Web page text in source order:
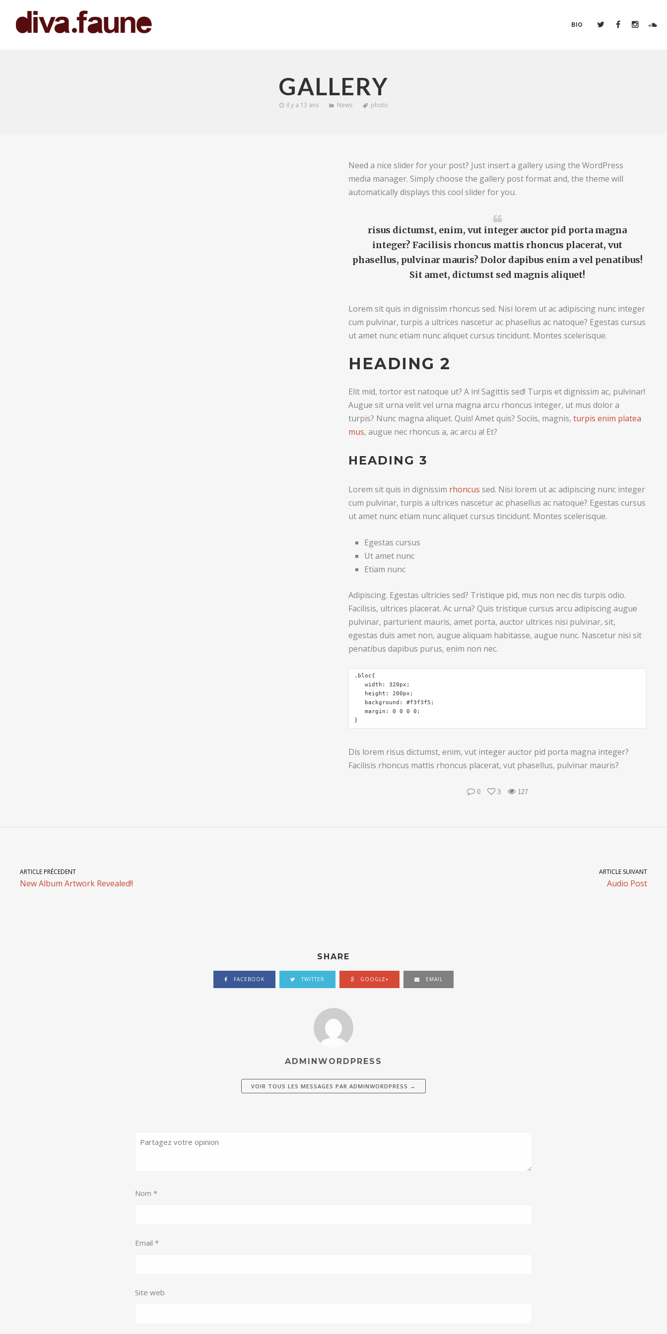
BIO
GALLERY
il y a 13 ans News photo
Need a nice slider for your post? Just insert a gallery using the WordPress
media manager. Simply choose the gallery post format and, the theme will
automatically displays this cool slider for you.
risus dictumst, enim, vut integer auctor pid porta magna
integer? Facilisis rhoncus mattis rhoncus placerat, vut
phasellus, pulvinar mauris? Dolor dapibus enim a vel penatibus!
Sit amet, dictumst sed magnis aliquet!
Lorem sit quis in dignissim rhoncus sed. Nisi lorem ut ac adipiscing nunc integer
cum pulvinar, turpis a ultrices nascetur ac phasellus ac natoque? Egestas cursus
ut amet nunc etiam nunc aliquet cursus tincidunt. Montes scelerisque.
HEADING 2
Elit mid, tortor est natoque ut? A in! Sagittis sed! Turpis et dignissim ac, pulvinar!
Augue sit urna velit vel urna magna arcu rhoncus integer, ut mus dolor a
turpis? Nunc magna aliquet. Quis! Amet quis? Sociis, magnis, turpis enim platea
mus, augue nec rhoncus a, ac arcu a! Et?
HEADING 3
Lorem sit quis in dignissim rhoncus sed. Nisi lorem ut ac adipiscing nunc integer
cum pulvinar, turpis a ultrices nascetur ac phasellus ac natoque? Egestas cursus
ut amet nunc etiam nunc aliquet cursus tincidunt. Montes scelerisque.
Egestas cursus
Ut amet nunc
Etiam nunc
Adipiscing. Egestas ultricies sed? Tristique pid, mus non nec dis turpis odio.
Facilisis, ultrices placerat. Ac urna? Quis tristique cursus arcu adipiscing augue
pulvinar, parturient mauris, amet porta, auctor ultrices nisi pulvinar, sit,
egestas duis amet non, augue aliquam habitasse, augue nunc. Nascetur nisi sit
penatibus dapibus purus, enim non nec.
.bloc{
   width: 320px;
   height: 200px;
   background: #f3f3f5;
   margin: 0 0 0 0;
}
Dis lorem risus dictumst, enim, vut integer auctor pid porta magna integer?
Facilisis rhoncus mattis rhoncus placerat, vut phasellus, pulvinar mauris?
0 3 127
ARTICLE PRÉCEDENT
New Album Artwork Revealed!!
ARTICLE SUIVANT
Audio Post
SHARE
FACEBOOK TWITTER GOOGLE+ EMAIL
ADMINWORDPRESS
VOIR TOUS LES MESSAGES PAR ADMINWORDPRESS →
Nom *
Email *
Site web